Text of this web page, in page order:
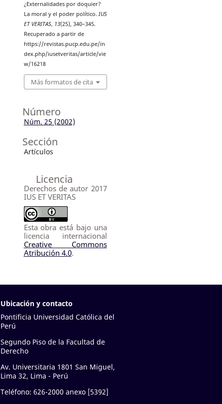
¿Externalidades por doquier?
La moral y el poder político. IUS
ET VERITAS, 13(25), 340–345.
Recuperado a partir de
https://revistas.pucp.edu.pe/in
dex.php/iusetveritas/article/vie
w/16218
Más formatos de cita
Número
Núm. 25 (2002)
Sección
Artículos
Licencia
Derechos de autor 2017
IUS ET VERITAS
Esta obra está bajo una
licencia internacional
Creative Commons
Atribución 4.0.
Ubicación y contacto
Pontificia Universidad Católica del
Perú
Segundo Piso de la Facultad de
Derecho
Av. Universitaria 1801 San Miguel,
Lima 32, Lima - Perú
Teléfono: 626-2000 anexo [5392]